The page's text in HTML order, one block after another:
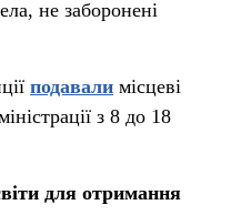
не заборонені
подавали місцеві
з 8 до 18
для отримання